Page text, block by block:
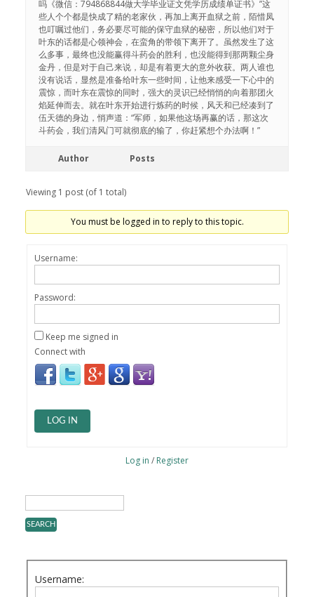
吗《微信：794868844做大学毕业证文凭学历成绩单证书》”这
些人个个都是快成了精的老家伙，再加上离开血狱之前，陌惜凤
也叮嘱过他们，务必要尽可能的保守血狱的秘密，所以他们对于
叶东的话都是心领神会，在蛮角的带领下离开了。虽然发生了这
么多事，最终也没能赢得斗药会的胜利，也没能得到那两颗尘身
金丹，但是对于自己来说，却是有着更大的意外收获。两人谁也
没有说话，显然是准备给叶东一些时间，让他来感受一下心中的
震惊，而叶东在震惊的同时，强大的灵识已经悄悄的向着那团火
焰延伸而去。就在叶东开始进行炼药的时候，风天和已经凑到了
伍天德的身边，悄声道：“军师，如果他这场再赢的话，那这次
斗药会，我们清风门可就彻底的输了，你赶紧想个办法啊！”
Author Posts
Viewing 1 post (of 1 total)
You must be logged in to reply to this topic.
Username:
Password:
Keep me signed in
Connect with
LOG IN
Log in / Register
Username: